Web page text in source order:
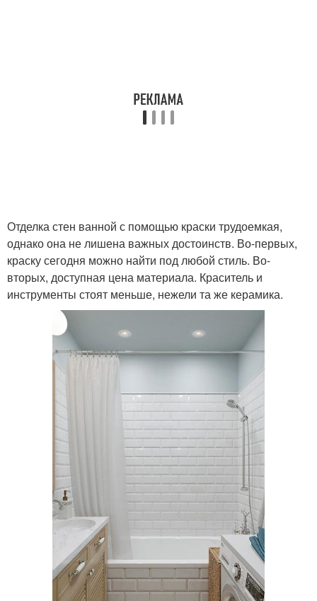
Отделка стен ванной с помощью краски трудоемкая,
однако она не лишена важных достоинств. Во-первых,
краску сегодня можно найти под любой стиль. Во-
вторых, доступная цена материала. Краситель и
инструменты стоят меньше, нежели та же керамика.